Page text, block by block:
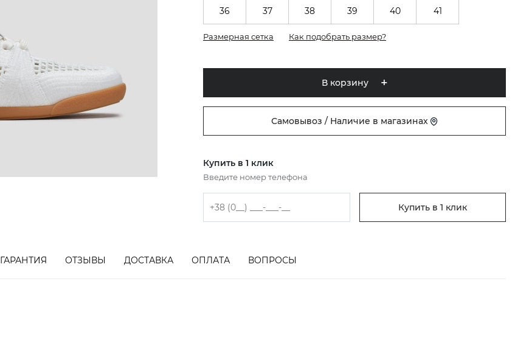
36 37 38 39 40 41
Размерная сетка Как подобрать размер?
В корзину
Самовывоз / Наличие в магазинах
Купить в 1 клик
Введите номер телефона
Купить в 1 клик
ГАРАНТИЯ ОТЗЫВЫ ДОСТАВКА ОПЛАТА ВОПРОСЫ